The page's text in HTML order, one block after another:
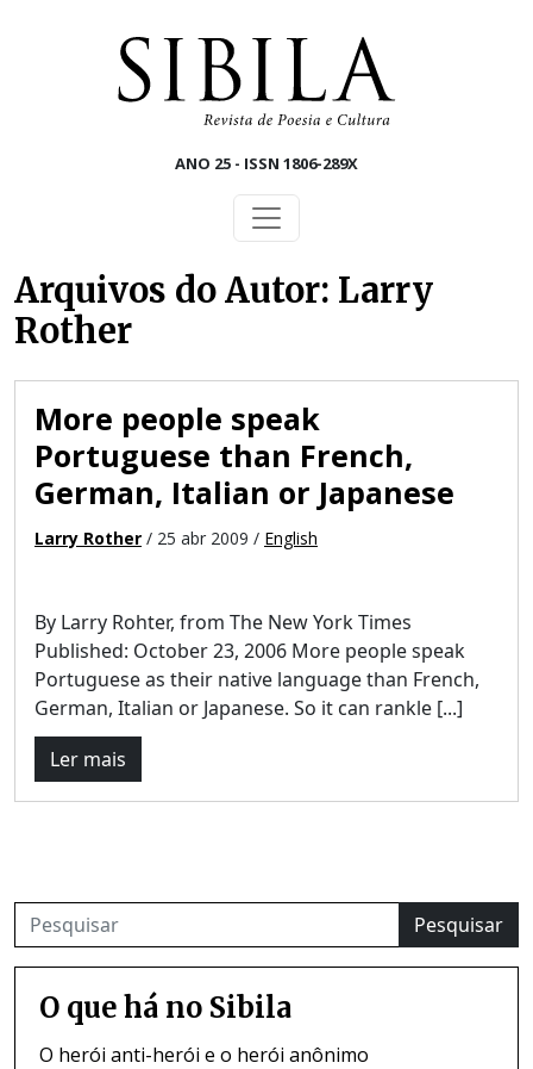
ANO 25 - ISSN 1806-289X
Arquivos do Autor: Larry
Rother
More people speak
Portuguese than French,
German, Italian or Japanese
Larry Rother / 25 abr 2009 / English
By Larry Rohter, from The New York Times
Published: October 23, 2006 More people speak
Portuguese as their native language than French,
German, Italian or Japanese. So it can rankle [...]
Ler mais
Pesquisar
O que há no Sibila
O herói anti-herói e o herói anônimo